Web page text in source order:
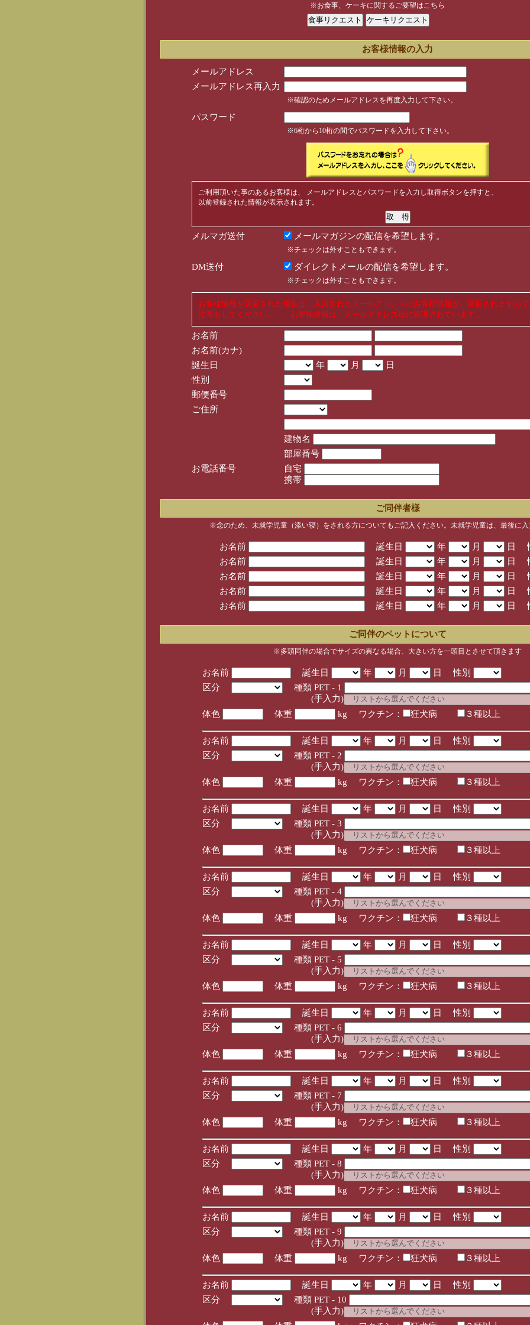
※お食事、ケーキに関するご要望はこちら
お客様情報の入力
メールアドレス
メールアドレス再入力
※確認のためメールアドレスを再度入力して下さい。
パスワード
※6桁から10桁の間でパスワードを入力して下さい。
ご利用頂いた事のあるお客様は、 メールアドレスとパスワードを入力し取得ボタンを押すと、
以前登録された情報が表示されます。
メルマガ送付 メールマガジンの配信を希望します。
※チェックは外すこともできます。
DM送付 ダイレクトメールの配信を希望します。
※チェックは外すこともできます。
お客様情報を変更された場合は、入力されたメールアドレスのお客様情報が、変更されますので
注意をしてください。 お客様情報は、メールアドレス毎に管理されています。
お名前
お名前(カナ)
誕生日
年 月
日
性別
郵便番号
ご住所
建物名
部屋番号
お電話番号
自宅
携帯
ご同伴者様
※念のため、未就学児童（添い寝）をされる方についてもご記入ください。未就学児童は、最後に入
お名前 誕生日 年 月
日
お名前
誕生日 年 月
日
お名前
誕生日 年 月
日
お名前
誕生日 年 月
日
お名前
誕生日 年 月 日
ご同伴のペットについて
※多頭同伴の場合でサイズの異なる場合、大きい方を一頭目とさせて頂きます
お名前 誕生日 年 月
日 性別
区分
種類 PET - 1
(手入力)
体色
体重 kg ワクチン： 狂犬病 ３種以上
お名前 誕生日 年 月
日 性別
区分
種類 PET - 2
(手入力)
体色
体重 kg ワクチン： 狂犬病 ３種以上
お名前 誕生日 年 月
日 性別
区分
種類 PET - 3
(手入力)
体色
体重 kg ワクチン： 狂犬病 ３種以上
お名前 誕生日 年 月
日 性別
区分
種類 PET - 4
(手入力)
体色
体重 kg ワクチン： 狂犬病 ３種以上
お名前 誕生日 年 月
日 性別
区分
種類 PET - 5
(手入力)
体色
体重 kg ワクチン： 狂犬病 ３種以上
お名前 誕生日 年 月
日 性別
区分
種類 PET - 6
(手入力)
体色
体重 kg ワクチン： 狂犬病 ３種以上
お名前 誕生日 年 月
日 性別
区分
種類 PET - 7
(手入力)
体色
体重 kg ワクチン： 狂犬病 ３種以上
お名前 誕生日 年 月
日 性別
区分
種類 PET - 8
(手入力)
体色
体重 kg ワクチン： 狂犬病 ３種以上
お名前 誕生日 年 月
日 性別
区分
種類 PET - 9
(手入力)
体色
体重 kg ワクチン： 狂犬病 ３種以上
お名前 誕生日 年 月
日 性別
区分
種類 PET - 10
(手入力)